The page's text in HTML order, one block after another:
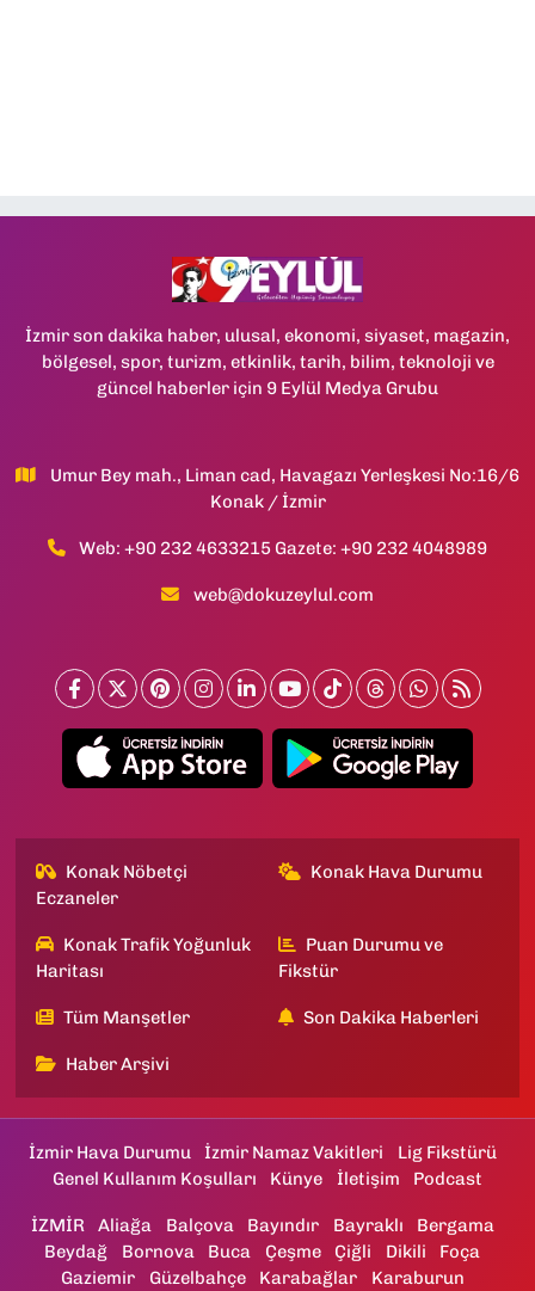
İzmir son dakika haber, ulusal, ekonomi, siyaset, magazin,
bölgesel, spor, turizm, etkinlik, tarih, bilim, teknoloji ve
güncel haberler için 9 Eylül Medya Grubu
Umur Bey mah., Liman cad, Havagazı Yerleşkesi No:16/6
Konak / İzmir
Web: +90 232 4633215 Gazete: +90 232 4048989
web@dokuzeylul.com
Konak Nöbetçi
Eczaneler
Konak Hava Durumu
Konak Trafik Yoğunluk
Haritası
Puan Durumu ve
Fikstür
Tüm Manşetler Son Dakika Haberleri
Haber Arşivi
İzmir Hava Durumu İzmir Namaz Vakitleri
Lig Fikstürü
Genel Kullanım Koşulları
Künye İletişim Podcast
İZMİR Aliağa Balçova Bayındır Bayraklı
Bergama
Beydağ
Bornova Buca Çeşme Çiğli Dikili
Foça
Gaziemir
Güzelbahçe Karabağlar Karaburun